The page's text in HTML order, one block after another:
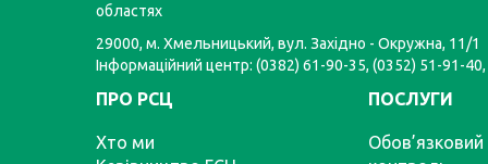
областях
29000, м. Хмельницький, вул. Західно - Окружна, 11/1
Інформаційний центр: (0382) 61-90-35, (0352) 51-91-
ПРО РСЦ
Хто ми
ПОСЛУГИ
Обов’язковий